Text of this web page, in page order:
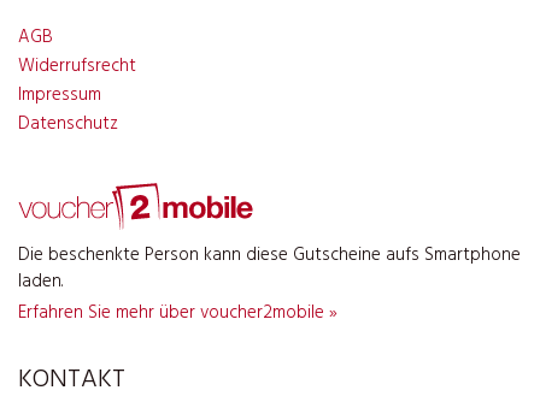
AGB
Widerrufsrecht
Impressum
Datenschutz
Die beschenkte Person kann diese Gutscheine aufs Smartphone
laden.
Erfahren Sie mehr über voucher2mobile »
KONTAKT